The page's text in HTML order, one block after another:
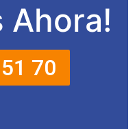
Ahora!
70